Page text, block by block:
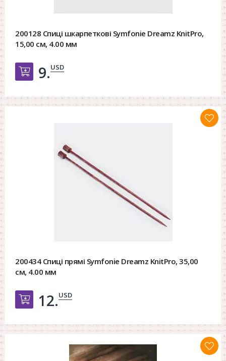
200128 Спиці шкарпеткові Symfonie Dreamz KnitPro,
15,00 см, 4.00 мм
Добавить в корзину
9.USD
200434 Спиці прямі Symfonie Dreamz KnitPro, 35,00
см, 4.00 мм
Добавить в корзину
12.USD